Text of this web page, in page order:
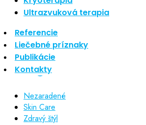
Ultrazvuková terapia
Referencie
Liečebné príznaky
Publikácie
Kontakty
september 2021
apríl 2021
august 2020
Kategórie
Nezaradené
Skin Care
Zdravý štýl